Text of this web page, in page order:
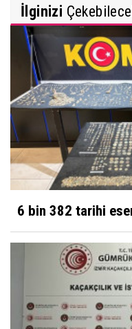
İlginizi
6 bin 382 tarihi